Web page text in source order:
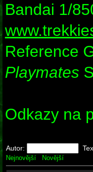
Bandai 1/
Reference
Playmates
Odkazy na
Autor:
Nejnovější Novější